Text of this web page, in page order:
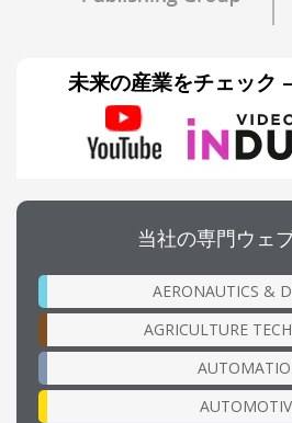
未来の産業をチェック
当社の専門ウェ
AERONAUTICS &
AGRICULTURE